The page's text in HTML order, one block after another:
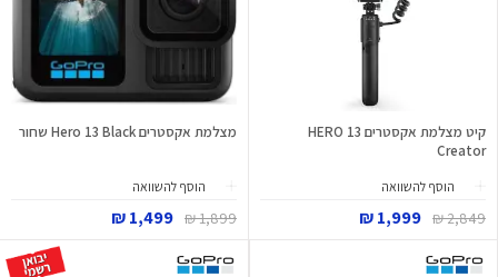
קיט מצלמת אקסטרים HERO 13
Creator
הוסף להשוואה
2,849 ₪
1,999 ₪
מצלמת אקסטרים Hero 13 Black שחור
הוסף להשוואה
1,899 ₪
1,499 ₪